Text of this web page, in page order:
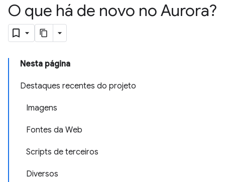
O que há de novo no Aurora?
Nesta página
Destaques recentes do projeto
Imagens
Fontes da Web
Scripts de terceiros
Diversos